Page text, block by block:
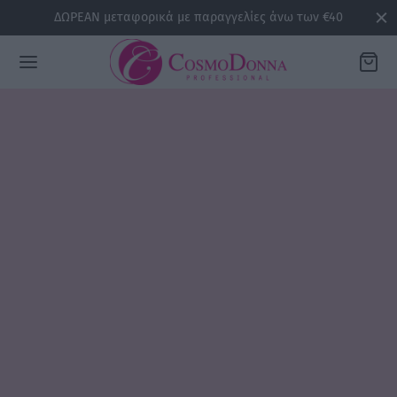
ΔΩΡΕΑΝ μεταφορικά με παραγγελίες άνω των €40